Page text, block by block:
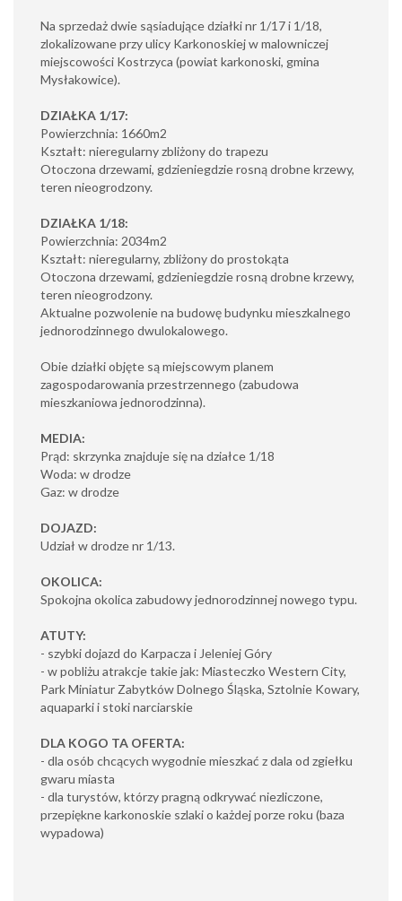
Na sprzedaż dwie sąsiadujące działki nr 1/17 i 1/18,
zlokalizowane przy ulicy Karkonoskiej w malowniczej
miejscowości Kostrzyca (powiat karkonoski, gmina
Mysłakowice).
DZIAŁKA 1/17:
Powierzchnia: 1660m2
Kształt: nieregularny zbliżony do trapezu
Otoczona drzewami, gdzieniegdzie rosną drobne krzewy,
teren nieogrodzony.
DZIAŁKA 1/18:
Powierzchnia: 2034m2
Kształt: nieregularny, zbliżony do prostokąta
Otoczona drzewami, gdzieniegdzie rosną drobne krzewy,
teren nieogrodzony.
Aktualne pozwolenie na budowę budynku mieszkalnego
jednorodzinnego dwulokalowego.
Obie działki objęte są miejscowym planem
zagospodarowania przestrzennego (zabudowa
mieszkaniowa jednorodzinna).
MEDIA:
Prąd: skrzynka znajduje się na działce 1/18
Woda: w drodze
Gaz: w drodze
DOJAZD:
Udział w drodze nr 1/13.
OKOLICA:
Spokojna okolica zabudowy jednorodzinnej nowego typu.
ATUTY:
- szybki dojazd do Karpacza i Jeleniej Góry
- w pobliżu atrakcje takie jak: Miasteczko Western City,
Park Miniatur Zabytków Dolnego Śląska, Sztolnie Kowary,
aquaparki i stoki narciarskie
DLA KOGO TA OFERTA:
- dla osób chcących wygodnie mieszkać z dala od zgiełku
gwaru miasta
- dla turystów, którzy pragną odkrywać niezliczone,
przepiękne karkonoskie szlaki o każdej porze roku (baza
wypadowa)